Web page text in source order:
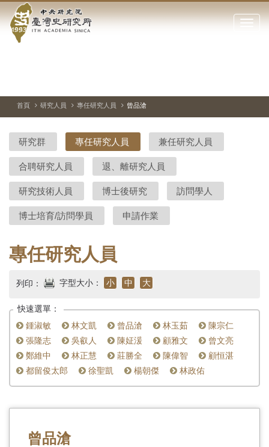
到中
央
院-
臺
灣
史
研
究
所-
首
頁
點
閉
站
停、
圖
圖
結
首頁 研究人員 專任研究人員 曾品滄
研究群 專任研究人員 兼任研究人員
合聘研究人員 退、離研究人員
研究技術人員 博士後研究 訪問學人
博士培育/訪問學員 申請作業
專任研究人員
列印： 字型大小： 小 中 大
快速選單：
鍾淑敏
林文凱 曾品滄 林玉茹
陳宗仁
張隆志
吳叡人 陳姃湲 顧雅文
曾文亮
鄭維中
林正慧 莊勝全 陳偉智
顧恒湛
都留俊太郎
徐聖凱 楊朝傑 林政佑
曾品滄